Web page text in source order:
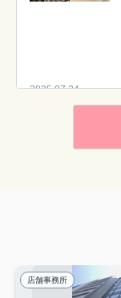
2025.07.24
店舗事務所